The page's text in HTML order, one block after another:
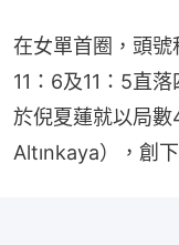
在女單首圈，頭號
11：6及11：5直
於倪夏蓮就以局
Altınkaya），創